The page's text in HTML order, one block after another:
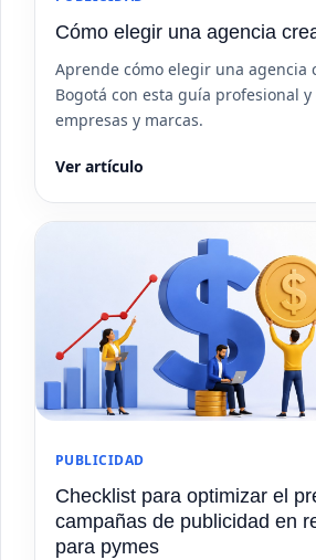
Cómo elegir una agencia
Aprende cómo elegir una agencia
Bogotá con esta guía profesional
empresas y marcas.
Ver artículo
PUBLICIDAD
Checklist para optimizar el
campañas de publicidad en
para pymes